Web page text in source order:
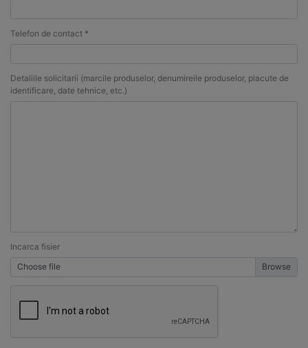
Telefon de contact *
Detaliile solicitarii (marcile produselor, denumireile produselor, placute de
identificare, date tehnice, etc.)
Incarca fisier
Choose file